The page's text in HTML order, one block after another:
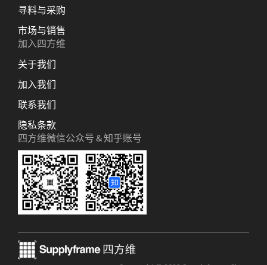
寻料与采购
市场与销售
加入四方维
关于我们
加入我们
联系我们
隐私条款
四方维微信公众号 & 知乎账号